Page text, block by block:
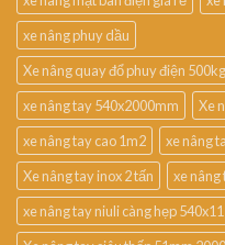
xe nâng phuy dầu
Xe nâng quay đổ phuy điện
xe nâng tay 540x2000mm
Xe
xe nâng tay cao 1m2
xe nâng
Xe nâng tay inox 2 tấn
xe nâng
xe nâng tay niuli càng hẹp